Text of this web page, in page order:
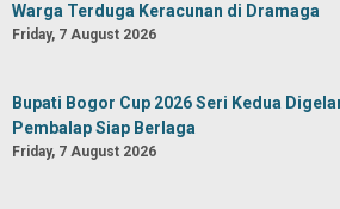
Warga Terduga Keracunan di Dramaga
Friday, 7 August 2026
Bupati Bogor Cup 2026 Seri Kedua
Pembalap Siap Berlaga
Friday, 7 August 2026